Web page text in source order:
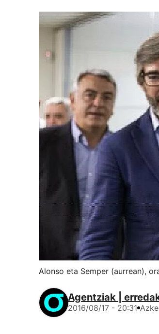
Alonso eta Semper (aurrean),
Agentziak |
2016/08/17 - 20:31